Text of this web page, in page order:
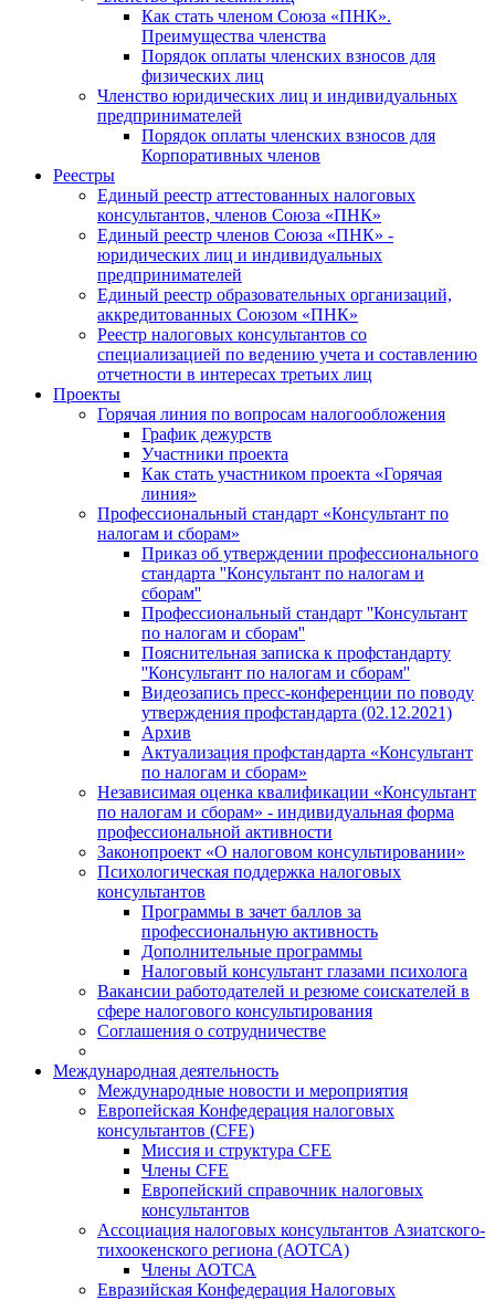
Как стать членом Союза «ПНК».
Преимущества членства
Порядок оплаты членских взносов для
физических лиц
Членство юридических лиц и индивидуальных
предпринимателей
Порядок оплаты членских взносов для
Корпоративных членов
Реестры
Единый реестр аттестованных налоговых
консультантов, членов Союза «ПНК»
Единый реестр членов Союза «ПНК» -
юридических лиц и индивидуальных
предпринимателей
Единый реестр образовательных организаций,
аккредитованных Союзом «ПНК»
Реестр налоговых консультантов со
специализацией по ведению учета и составлению
отчетности в интересах третьих лиц
Проекты
Горячая линия по вопросам налогообложения
График дежурств
Участники проекта
Как стать участником проекта «Горячая
линия»
Профессиональный стандарт «Консультант по
налогам и сборам»
Приказ об утверждении профессионального
стандарта ''Консультант по налогам и
сборам''
Профессиональный стандарт ''Консультант
по налогам и сборам''
Пояснительная записка к профстандарту
''Консультант по налогам и сборам''
Видеозапись пресс-конференции по поводу
утверждения профстандарта (02.12.2021)
Архив
Актуализация профстандарта «Консультант
по налогам и сборам»
Независимая оценка квалификации «Консультант
по налогам и сборам» - индивидуальная форма
профессиональной активности
Законопроект «О налоговом консультировании»
Психологическая поддержка налоговых
консультантов
Программы в зачет баллов за
профессиональную активность
Дополнительные программы
Налоговый консультант глазами психолога
Вакансии работодателей и резюме соискателей в
сфере налогового консультирования
Соглашения о сотрудничестве
Международная деятельность
Международные новости и мероприятия
Европейская Конфедерация налоговых
консультантов (CFE)
Миссия и структура CFE
Члены CFE
Европейский справочник налоговых
консультантов
Ассоциация налоговых консультантов Азиатского-
тихоокенского региона (АОТСА)
Члены АОТСА
Евразийская Конфедерация Налоговых